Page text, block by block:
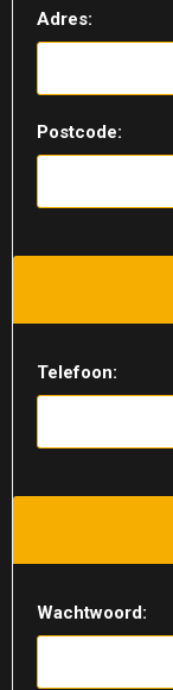
Adres:
Postcode:
Telefoon:
Wachtwoord: